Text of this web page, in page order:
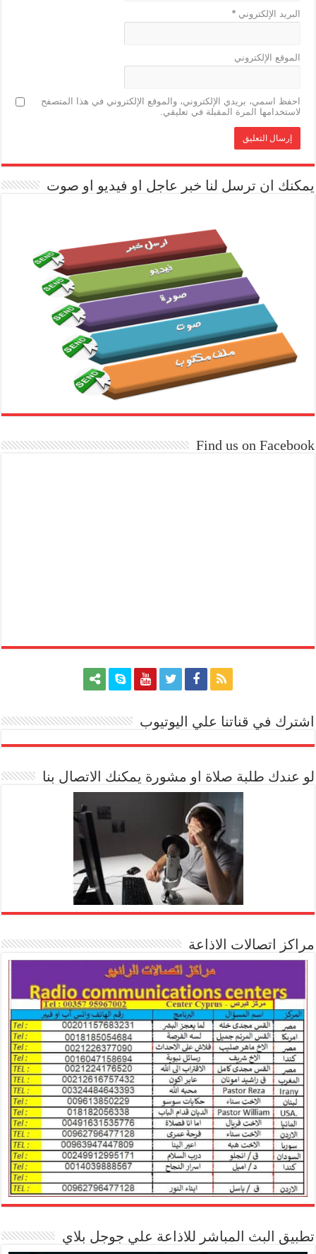
البريد الإلكتروني*
الموقع الإلكتروني
احفظ اسمي، بريدي الإلكتروني، والموقع الإلكتروني في هذا المتصفح
لاستخدامها المرة المقبلة في تعليقي.
يمكنك ان ترسل لنا خبر عاجل او فيديو او صوت
Find us on Facebook
اشترك في قناتنا علي اليوتيوب
لو عندك طلبة صلاة او مشورة يمكنك الاتصال بنا
مراكز اتصالات الاذاعة
تطبيق البث المباشر للاذاعة علي جوجل بلاي